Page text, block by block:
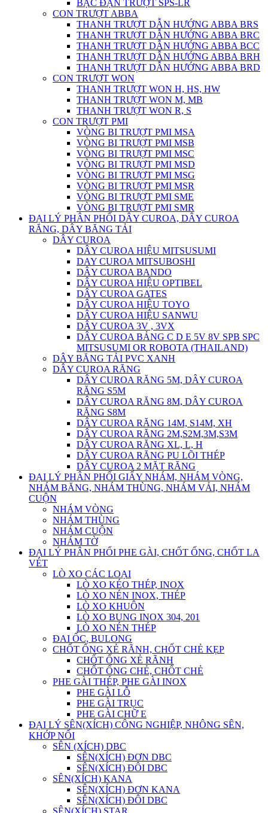
BẠC ĐẠN TRƯỢT SPS-LR
CON TRƯỢT ABBA
THANH TRƯỢT DẪN HƯỚNG ABBA BRS
THANH TRƯỢT DẪN HƯỚNG ABBA BRC
THANH TRƯỢT DẪN HƯỚNG ABBA BCC
THANH TRƯỢT DẪN HƯỚNG ABBA BRH
THANH TRƯỢT DẪN HƯỚNG ABBA BRD
CON TRƯỢT WON
THANH TRƯỢT WON H, HS, HW
THANH TRƯỢT WON M, MB
THANH TRƯỢT WON R, S
CON TRƯỢT PMI
VÒNG BI TRƯỢT PMI MSA
VÒNG BI TRƯỢT PMI MSB
VÒNG BI TRƯỢT PMI MSC
VÒNG BI TRƯỢT PMI MSD
VÒNG BI TRƯỢT PMI MSG
VÒNG BI TRƯỢT PMI MSR
VÒNG BI TRƯỢT PMI SME
VÒNG BI TRƯỢT PMI SMR
ĐẠI LÝ PHÂN PHỐI DÂY CUROA, DÂY CUROA
RĂNG, DÂY BĂNG TẢI
DÂY CUROA
DÂY CUROA HIỆU MITSUSUMI
DAY CUROA MITSUBOSHI
DÂY CUROA BANDO
DÂY CUROA HIỆU OPTIBEL
DÂY CUROA GATES
DÂY CUROA HIỆU TOYO
DÂY CUROA HIỆU SANWU
DÂY CUROA 3V , 3VX
DÂY CUROA BẢNG C D E 5V 8V SPB SPC
MITSUSUMI OR ROBOTA (THAILAND)
DÂY BĂNG TẢI PVC XANH
DÂY CUROA RĂNG
DÂY CUROA RĂNG 5M, DÂY CUROA
RĂNG S5M
DÂY CUROA RĂNG 8M, DÂY CUROA
RĂNG S8M
DÂY CUROA RĂNG 14M, S14M, XH
DÂY CUROA RĂNG 2M,S2M,3M,S3M
DÂY CUROA RĂNG XL, L, H
DÂY CUROA RĂNG PU LÕI THÉP
DÂY CUROA 2 MẶT RĂNG
ĐẠI LÝ PHÂN PHỐI GIẤY NHÁM, NHÁM VÒNG,
NHÁM BĂNG, NHÁM THÙNG, NHÁM VẢI, NHÁM
CUỘN
NHÁM VÒNG
NHÁM THÙNG
NHÁM CUỘN
NHÁM TỜ
ĐẠI LÝ PHÂN PHỐI PHE GÀI, CHỐT ỐNG, CHỐT LA
VÉT
LÒ XO CÁC LOẠI
LÒ XO KÉO THÉP, INOX
LÒ XO NÉN INOX, THÉP
LÒ XO KHUÔN
LÒ XO BUNG INOX 304, 201
LÒ XO NÉN THÉP
ĐAI ỐC, BULONG
CHỐT ỐNG XẺ RÃNH, CHỐT CHẺ KẸP
CHỐT ỐNG XẺ RÃNH
CHỐT ỐNG CHẺ, CHỐT CHẺ
PHE GÀI THÉP, PHE GÀI INOX
PHE GÀI LỖ
PHE GÀI TRỤC
PHE GÀI CHỮ E
ĐẠI LÝ SÊN(XÍCH) CÔNG NGHIỆP, NHÔNG SÊN,
KHỚP NỐI
SÊN (XÍCH) DBC
SÊN(XÍCH) ĐƠN DBC
SÊN(XÍCH) ĐÔI DBC
SÊN(XÍCH) KANA
SÊN(XÍCH) ĐƠN KANA
SÊN(XÍCH) ĐÔI DBC
SÊN(XÍCH) STAR